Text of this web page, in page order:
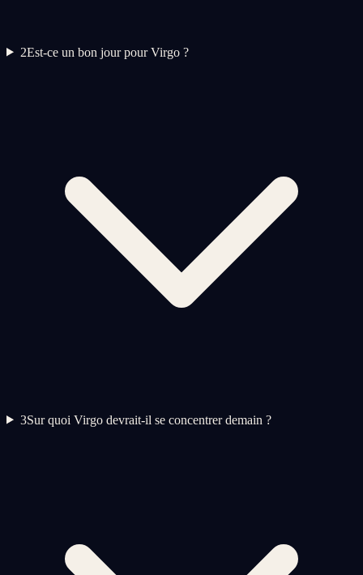
2Est-ce un bon jour pour Virgo ?
3Sur quoi Virgo devrait-il se concentrer demain ?